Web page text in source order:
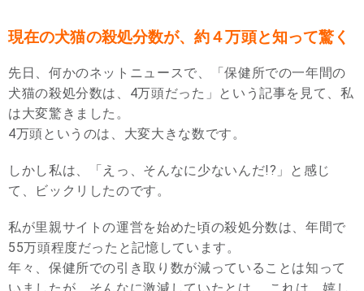
現在の犬猫の殺処分数が、約４万頭と知って驚く
先日、何かのネットニュースで、「保健所での一年間の
犬猫の殺処分数は、4万頭だった」という記事を見て、私
は大変驚きました。
4万頭というのは、大変大きな数です。
しかし私は、「えっ、そんなに少ないんだ!?」と感じ
て、ビックリしたのです。
私が里親サイトの運営を始めた頃の殺処分数は、年間で
55万頭程度だったと記憶しています。
年々、保健所での引き取り数が減っていることは知って
いましたが、そんなに激減していたとは……これは、嬉し